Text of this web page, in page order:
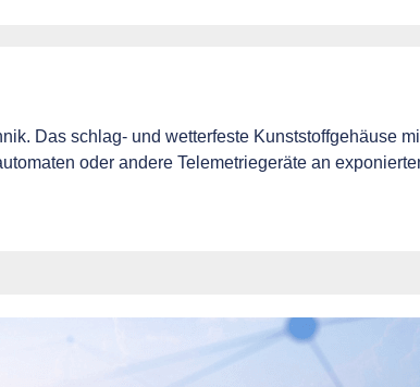
Das schlag- und wetterfeste Kunststoffgehäuse
oder andere Telemetriegeräte an